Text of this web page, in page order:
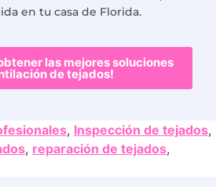
en tu casa de Florida.
las mejores soluciones
de tejados!
, Inspección de tejados,
, reparación de tejados,